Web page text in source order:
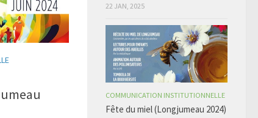
22 JAN, 2025
COMMUNICATION INSTITUTIONNELLE
Fête du miel (Longjumeau 2024)